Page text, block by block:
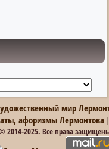
мир
афоризмы Лермонтова
2014-2025. Все права